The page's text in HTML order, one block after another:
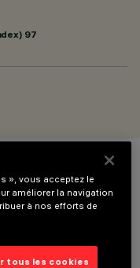
97
», vous acceptez le
améliorer la navigation
à nos efforts de
tous les cookies